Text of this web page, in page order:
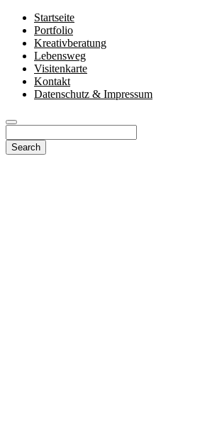
Startseite
Portfolio
Kreativberatung
Lebensweg
Visitenkarte
Kontakt
Datenschutz & Impressum